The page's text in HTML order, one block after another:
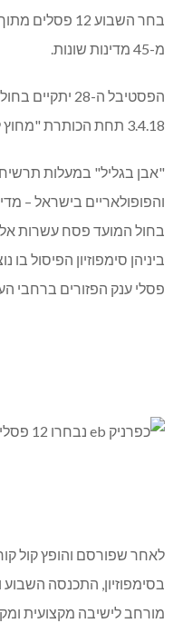
בחר השבוע 12
מ-45 מדינות שונות.
3.4.18 תחת הכותרת "מחוץ לקופסה".
"אבן בגליל" במעלות
בחול המועד פסח עשרות
פסלי ענק הפזורים ברחבי
לאחר שפורסם והופץ קול
בסימפוזיון, התכנסה
מורחב לישיבה מקצועית